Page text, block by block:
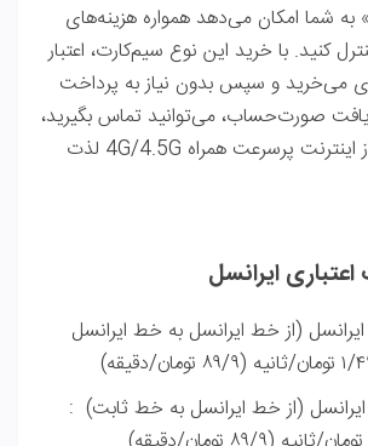
به شما امکان می‌دهد همواره هزینه‌های
کنید. با خرید این نوع سیم‌کارت، اعتبار
می‌خرید و سپس بدون نیاز به پرداخت
صورت‌حساب، می‌توانید تماس بگیرید،
پیامک بفرستید و از اینترنت پرسرعت همراه 4G/4.5G لذت
ایرانسل
(از خط ایرانسل به خط ایرانسل
(از خط ایرانسل به خط ثابت) :